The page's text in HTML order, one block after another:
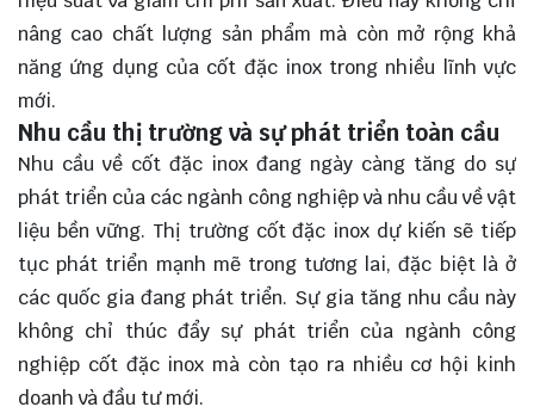
nâng cao chất lượng sản phẩm mà còn mở rộng khả
năng ứng dụng của cốt đặc inox trong nhiều lĩnh vực
mới.
Nhu cầu thị trường và sự phát triển toàn cầu
Nhu cầu về cốt đặc inox đang ngày càng tăng do sự
phát triển của các ngành công nghiệp và nhu cầu về vật
liệu bền vững. Thị trường cốt đặc inox dự kiến sẽ tiếp
tục phát triển mạnh mẽ trong tương lai, đặc biệt là ở
các quốc gia đang phát triển. Sự gia tăng nhu cầu này
không chỉ thúc đẩy sự phát triển của ngành công
nghiệp cốt đặc inox mà còn tạo ra nhiều cơ hội kinh
doanh và đầu tư mới.